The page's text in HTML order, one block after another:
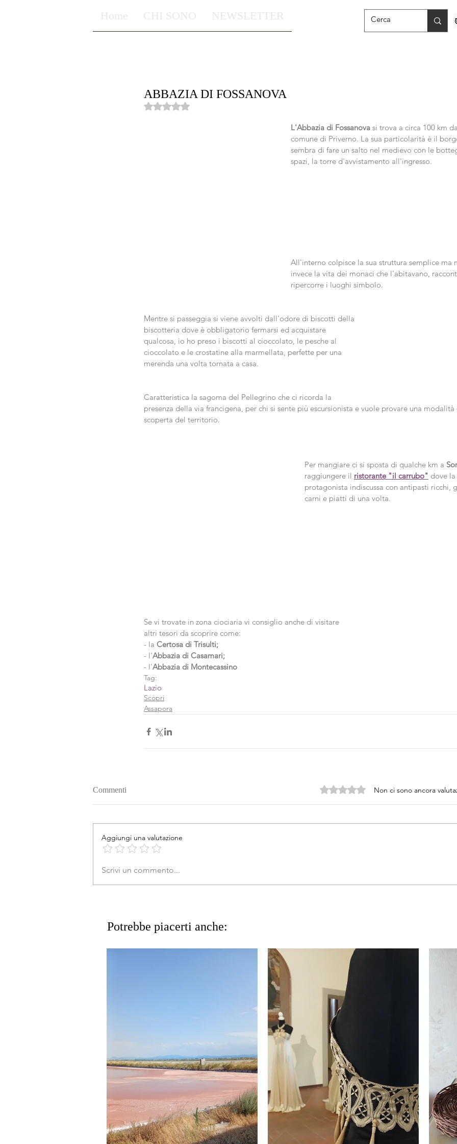
Home CHI SONO NEWSLETTER
ABBAZIA DI FOSSANOVA
Valutazione NaN stelle su 5.
L'Abbazia di Fossanova si trova a circa 100 km
comune di Priverno. La sua particolarità è il
sembra di fare un salto nel medievo con le
spazi, la torre d'avvistamento all'ingresso.
All'interno colpisce la sua struttura semplice ma
invece la vita dei monaci che l'abitavano,
ripercorre i luoghi simbolo.
Mentre si passeggia si viene avvolti dall'odore di biscotti della
biscotteria dove è obbligatorio fermarsi ed acquistare
qualcosa, io ho preso i biscotti al cioccolato, le pesche al
cioccolato e le crostatine alla marmellata, perfette per una
merenda una volta tornata a casa.
Caratteristica la sagoma del Pellegrino che ci ricorda la
presenza della via francigena, per chi si sente più escursionista e vuole provare una modalità
scoperta del territorio.
Per mangiare ci si sposta di qualche km a
raggiungere il ristorante "il carrubo" dove
protagonista indiscussa con antipasti ricchi,
carni e piatti di una volta.
Se vi trovate in zona ciociaria vi consiglio anche di visitare
altri tesori da scoprire come:
- la Certosa di Trisulti;
- l'Abbazia di Casamari;
- l'Abbazia di Montecassino
Tag:
Lazio
Scopri
Assapora
Commenti Valutazione 0 stelle su 5.Non ci sono ancora
Aggiungi una valutazione
Scrivi un commento...
Potrebbe piacerti anche: